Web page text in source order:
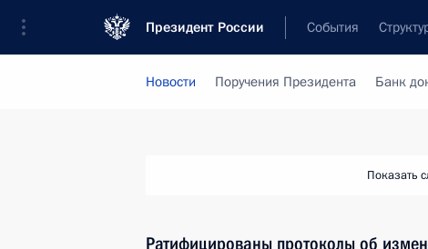
Президент России События
Новости Поручения Президента Банк
Показать
Ратифицированы протоколы об